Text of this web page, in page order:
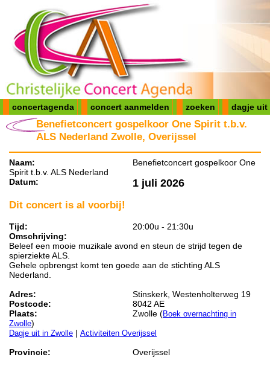
concertagenda concert aanmelden zoeken dagje uit
Benefietconcert gospelkoor One Spirit t.b.v.
ALS Nederland Zwolle, Overijssel
Naam:
Benefietconcert gospelkoor One
Spirit t.b.v. ALS Nederland
Datum:
1 juli 2026
Dit concert is al voorbij!
Tijd:
20:00u - 21:30u
Omschrijving:
Beleef een mooie muzikale avond en steun de strijd tegen de
spierziekte ALS.
Gehele opbrengst komt ten goede aan de stichting ALS
Nederland.
Adres:
Stinskerk, Westenholterweg 19
Postcode:
8042 AE
Plaats:
Zwolle (Boek overnachting in
Zwolle)
Dagje uit in Zwolle | Activiteiten Overijssel
Provincie:
Overijssel